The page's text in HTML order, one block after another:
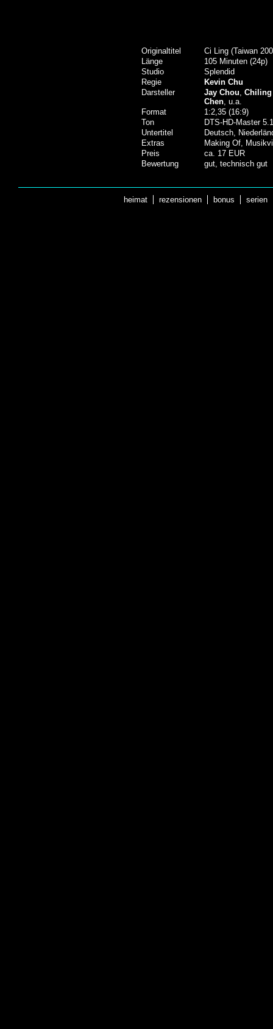
Originaltitel
Ci Ling (Taiwan
Länge
105 Minuten (24p)
Studio
Splendid
Regie
Kevin Chu
Darsteller
Jay Chou ,
Chen , u.a.
Format
1:2,35 (16:9)
Ton
DTS-HD-Master
Untertitel
Deutsch,
Extras
Making Of,
Preis
ca. 17 EUR
Bewertung
gut, technisch gut
heimat rezensionen bonus serien